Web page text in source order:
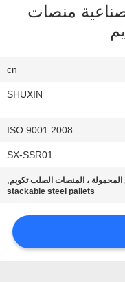
منصات
cn
SHUXIN
ISO 9001:2008
SX-SSR01
، المنصات الصلب تكويم,
stackable steel pallets